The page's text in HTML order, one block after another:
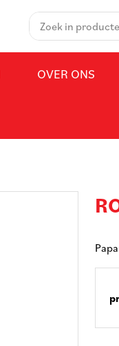
OVER ONS